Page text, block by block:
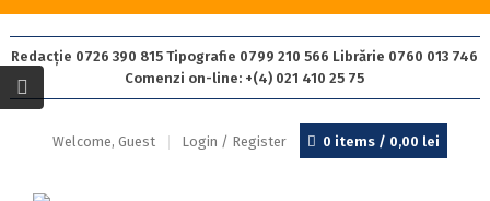
Redacție 0726 390 815 Tipografie 0799 210 566 Librărie 0760 013 746
Comenzi on-line: +(4) 021 410 25 75
Welcome, Guest Login / Register 0 items / 0,00 lei